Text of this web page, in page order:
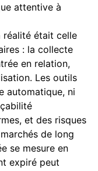
attentive à
réalité était celle
: la collecte
en relation,
Les outils
automatique, ni
et des risques
de long
se mesure en
expiré peut